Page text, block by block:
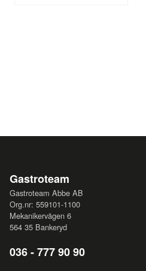
Gastroteam
Gastroteam Abbe AB
Org.nr: 559101-1100
Mekanikervägen 6
564 35 Bankeryd
036 - 777 90 90